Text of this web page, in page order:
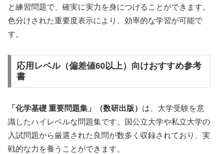
と練習問題で、確実に実力を身につけることができます。
色分けされた重要度表示により、効率的な学習が可能で
す。
応用レベル（偏差値60以上）向けおすすめ参考
書
「化学基礎 重要問題集」（数研出版） は、大学受験を意
識したハイレベルな問題集です。国公立大学や私立大学の
入試問題から厳選された良問が数多く収録されており、実
戦的な力を養うことができます。